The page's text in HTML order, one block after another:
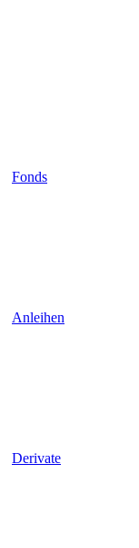
Fonds
Anleihen
Derivate